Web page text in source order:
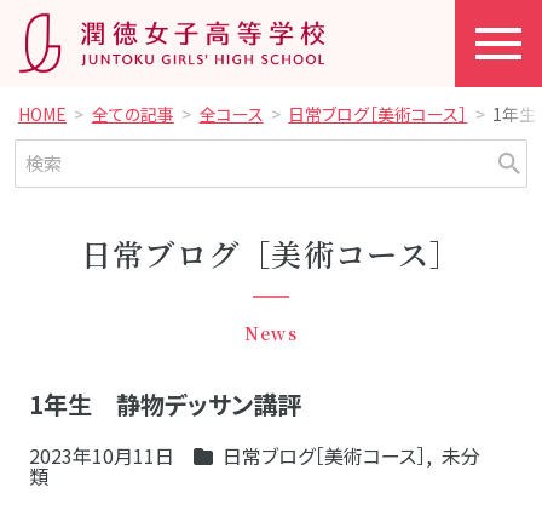
HOME 全ての記事 全コース 日常ブログ［美術コース］ 1年
日常ブログ［美術コース］
News
1年生 静物デッサン講評
2023年10月11日 日常ブログ［美術コース］, 未分
類